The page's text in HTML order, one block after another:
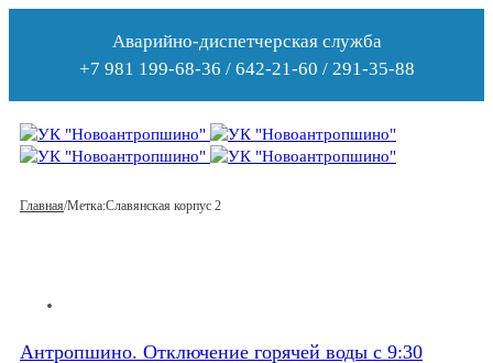
Аварийно-диспетчерская служба
+7 981 199-68-36 / 642-21-60 / 291-35-88
Главная/Метка:Славянская корпус 2
Антропшино. Отключение горячей воды с 9:30